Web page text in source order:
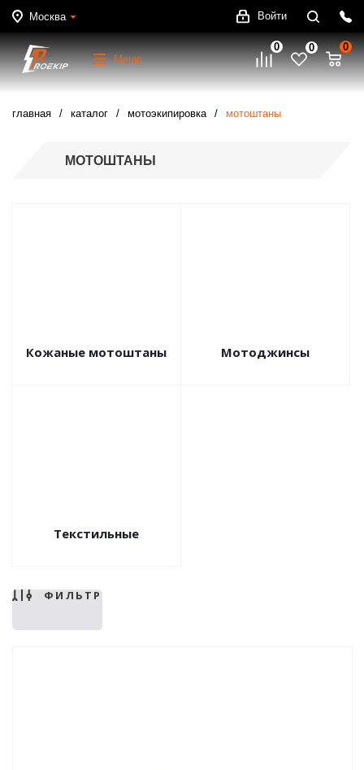
Москва Войти
Меню
0 0 0
главная каталог мотоэкипировка мотоштаны
МОТОШТАНЫ
Кожаные мотоштаны Мотоджинсы
Текстильные
ФИЛЬТР